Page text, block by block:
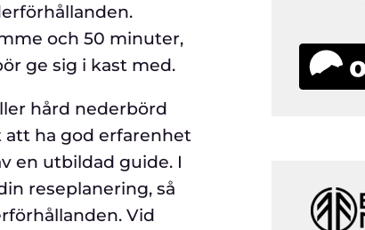
och 50 minuter,
ge sig i kast med.
hård nederbörd
att ha god erfarenhet
en utbildad guide. I
reseplanering, så
Vid